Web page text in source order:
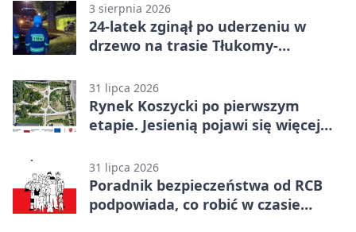
3 sierpnia 2026
24-latek zginął po uderzeniu w
drzewo na trasie Tłukomy-
31 lipca 2026
Rynek Koszycki po pierwszym
etapie. Jesienią pojawi się więcej
31 lipca 2026
Poradnik bezpieczeństwa od RCB
podpowiada, co robić w czasie